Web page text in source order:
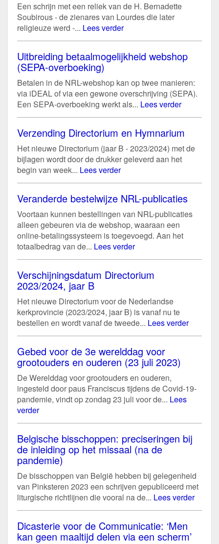
Een schrijn met een reliek van de H. Bernadette
Soubirous - de zienares van Lourdes die later
religieuze werd -... Lees verder
Uitbreiding betaalmogelijkheid webshop
(SEPA-overboeking)
Betalen in de NRL-webshop kan op twee manieren:
via iDEAL of via een gewone overschrijving (SEPA).
Een SEPA-overboeking werkt als... Lees verder
Verzending Directorium en Hymnarium
Het nieuwe Directorium (jaar B - 2023/2024) met de
bijlagen wordt door de drukker geleverd aan het
begin van week... Lees verder
Veranderde bestelwijze NRL-publicaties
Voortaan kunnen bestellingen van NRL-publicaties
alleen gebeuren via de webshop, waaraan een
online-betalingssysteem is toegevoegd. Aan het
totaalbedrag van de... Lees verder
Verschijningsdatum Directorium
2023/2024, jaar B
Het nieuwe Directorium voor de Nederlandse
kerkprovincie (2023/2024, jaar B) is vanaf nu te
bestellen en wordt vanaf de tweede... Lees verder
Gebed voor de 3e werelddag voor
grootouders en ouderen (23 juli 2023)
De Werelddag voor grootouders en ouderen,
ingesteld door paus Franciscus tijdens de Covid-19-
pandemie, vindt op zondag 23 juli voor de... Lees
verder
Belgische bisschoppen: preciseringen bij
de inleiding op het missaal (na de
pandemie)
De bisschoppen van België hebben bij gelegenheid
van Pinksteren 2023 een schrijven gepubliceerd met
liturgische richtlijnen die vooral na de... Lees verder
Dicasterie voor de Communicatie: ‘Men
kan geen maaltijd delen via een scherm’